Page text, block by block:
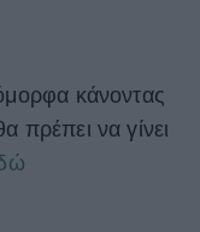
κάνοντας
πρέπει να γίνει